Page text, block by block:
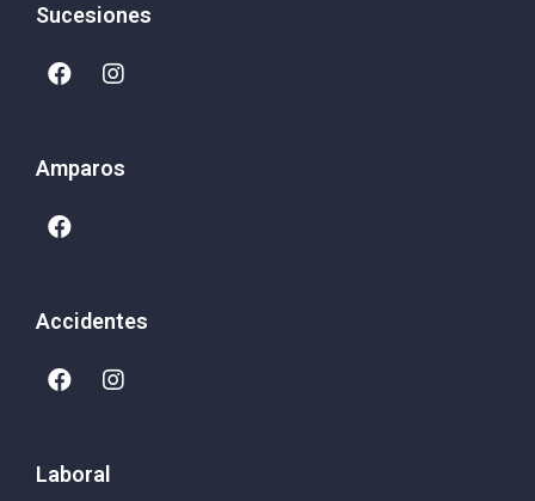
Sucesiones
Amparos
Accidentes
Laboral